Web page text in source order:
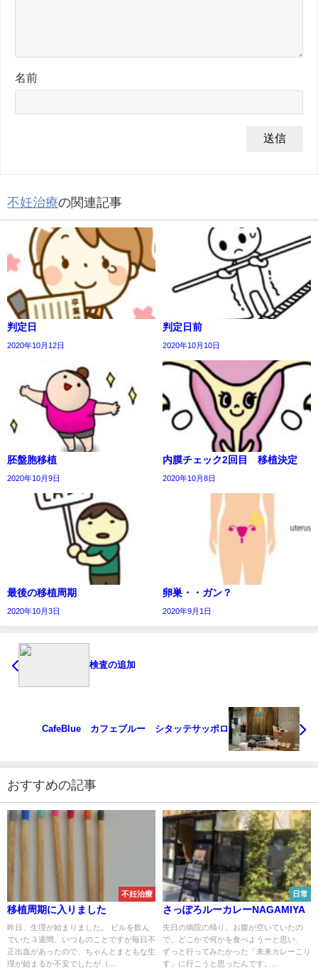
名前
不妊治療の関連記事
判定日
2020年10月12日
判定日前
2020年10月10日
胚盤胞移植
2020年10月9日
内膜チェック2回目 移植決定
2020年10月8日
最後の移植周期
2020年10月3日
卵巣・・ガン？
2020年9月1日
検査の追加
CafeBlue カフェブルー シタッテサッポロ
おすすめの記事
不妊治療
移植周期に入りました
昨日、生理が始まりました。 ピルを飲ん
でいた３週間、いつものことですが毎日不
正出血があったので、ちゃんとまともな生
理が始まるか不安でしたが（...
日常
さっぽろルーカレーNAGAMIYA
先日の病院の帰り、お腹が空いていたの
で、どこかで何かを食べようーと思い、
ずっと行ってみたかった「未来カレーこり
す」に行こうと思ったんです。...